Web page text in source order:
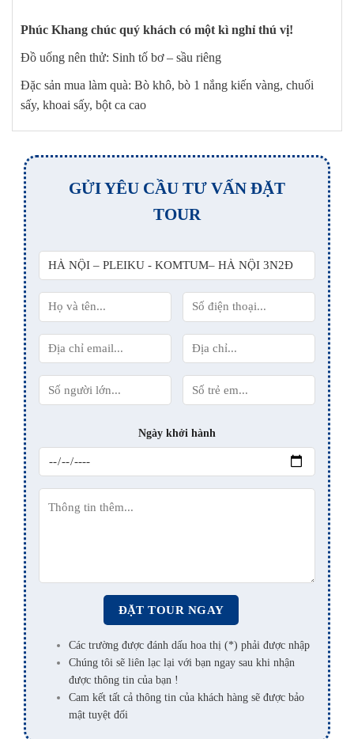
Phúc Khang chúc quý khách có một kì nghỉ thú vị!
Đồ uống nên thử: Sinh tố bơ – sầu riêng
Đặc sản mua làm quà: Bò khô, bò 1 nắng kiến vàng, chuối
sấy, khoai sấy, bột ca cao
GỬI YÊU CẦU TƯ VẤN ĐẶT
TOUR
Ngày khởi hành
Các trường được đánh dấu hoa thị (*) phải được nhập
Chúng tôi sẽ liên lạc lại với bạn ngay sau khi nhận
được thông tin của bạn !
Cam kết tất cả thông tin của khách hàng sẽ được bảo
mật tuyệt đối